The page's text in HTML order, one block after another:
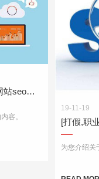
[网站,优化,SEO,外部,信息]防止网站seo网站降权该怎么做？
容。
19-11-19
为您介绍关